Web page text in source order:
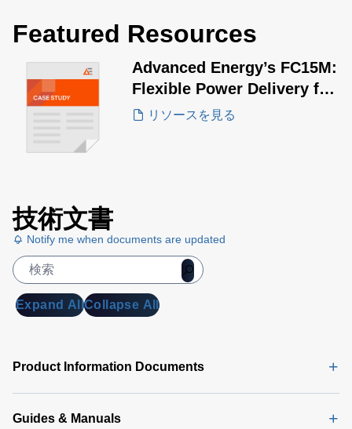
Featured Resources
Advanced Energy’s FC15M:
Flexible Power Delivery for
Aesthetic Lasers
リソースを見る
技術文書
Notify me when documents are updated
Expand AllCollapse All
Product Information Documents
Guides & Manuals